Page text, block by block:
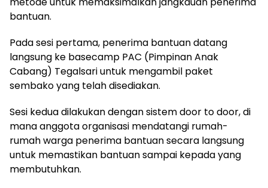
bantuan.
Pada sesi pertama, penerima bantuan datang
langsung ke basecamp PAC (Pimpinan Anak
Cabang) Tegalsari untuk mengambil paket
sembako yang telah disediakan.
Sesi kedua dilakukan dengan sistem door to door, di
mana anggota organisasi mendatangi rumah-
rumah warga penerima bantuan secara langsung
untuk memastikan bantuan sampai kepada yang
membutuhkan.